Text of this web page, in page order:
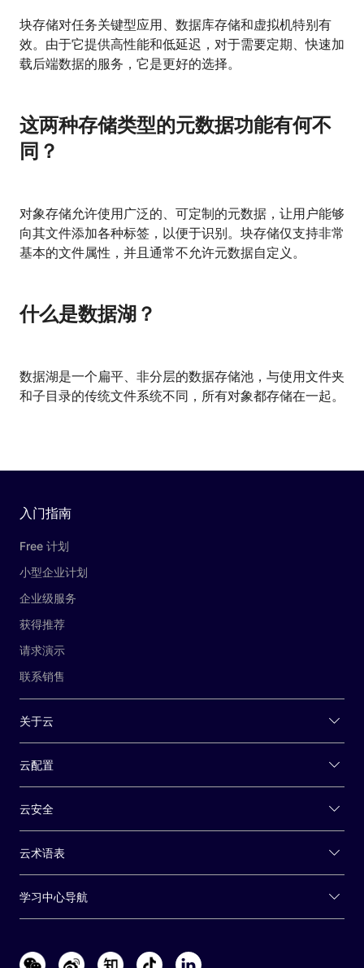
块存储对任务关键型应用、数据库存储和虚拟机特别有
效。由于它提供高性能和低延迟，对于需要定期、快速加
载后端数据的服务，它是更好的选择。
这两种存储类型的元数据功能有何不
同？
对象存储允许使用广泛的、可定制的元数据，让用户能够
向其文件添加各种标签，以便于识别。块存储仅支持非常
基本的文件属性，并且通常不允许元数据自定义。
什么是数据湖？
数据湖是一个扁平、非分层的数据存储池，与使用文件夹
和子目录的传统文件系统不同，所有对象都存储在一起。
入门指南
Free 计划
小型企业计划
企业级服务
获得推荐
请求演示
联系销售
关于云
云配置
云安全
云术语表
学习中心导航